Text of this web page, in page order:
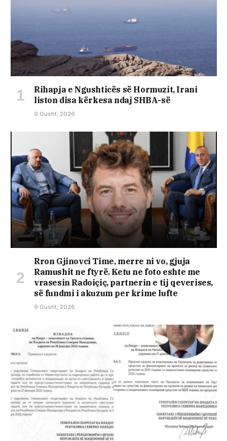
Rihapja e Ngushticës së Hormuzit, Irani
liston disa kërkesa ndaj SHBA-së
9 Gusht, 2026
Rron Gjinovci Time, merre ni vo, gjuja
Ramushit ne ftyrë. Ketu ne foto eshte me
vrasesin Radoiçiç, partnerin e tij qeverises,
së fundmi i akuzum per krime lufte
9 Gusht, 2026